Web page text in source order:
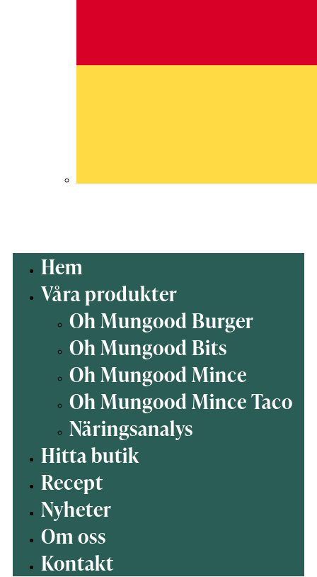
Hem
Våra produkter
Oh Mungood Burger
Oh Mungood Bits
Oh Mungood Mince
Oh Mungood Mince Taco
Näringsanalys
Hitta butik
Recept
Nyheter
Om oss
Kontakt